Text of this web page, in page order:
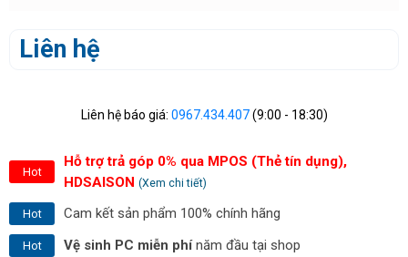
Liên hệ
Liên hệ báo giá: 0967.434.407(9:00 - 18:30)
Hot
Hỗ trợ trả góp 0% qua MPOS (Thẻ tín dụng),
HDSAISON (Xem chi tiết)
Hot Cam kết sản phẩm 100% chính hãng
Hot Vệ sinh PC miễn phínăm đầu tại shop